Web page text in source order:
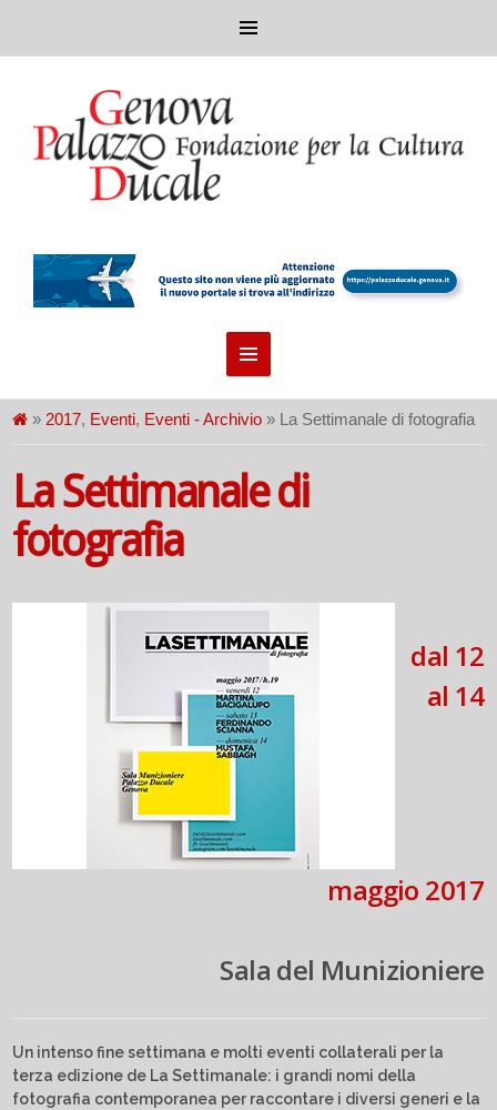
» 2017, Eventi, Eventi - Archivio » La Settimanale di fotografia
La Settimanale di
fotografia
dal 12
al 14
maggio 2017
Sala del Munizioniere
Un intenso fine settimana e molti eventi collaterali per la
terza edizione de La Settimanale: i grandi nomi della
fotografia contemporanea per raccontare i diversi generi e la